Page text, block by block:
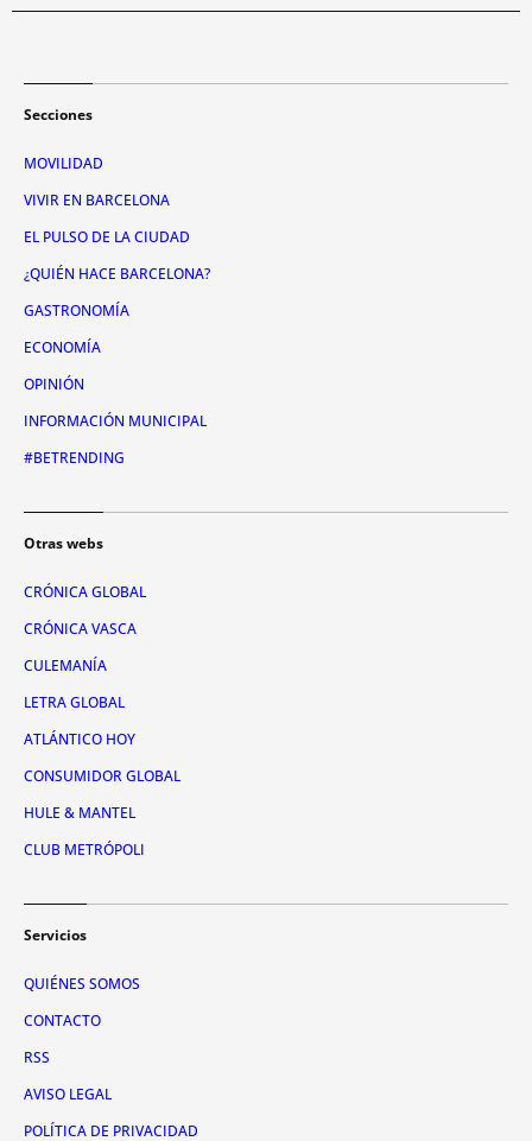
Secciones
MOVILIDAD
VIVIR EN BARCELONA
EL PULSO DE LA CIUDAD
¿QUIÉN HACE BARCELONA?
GASTRONOMÍA
ECONOMÍA
OPINIÓN
INFORMACIÓN MUNICIPAL
#BETRENDING
Otras webs
CRÓNICA GLOBAL
CRÓNICA VASCA
CULEMANÍA
LETRA GLOBAL
ATLÁNTICO HOY
CONSUMIDOR GLOBAL
HULE & MANTEL
CLUB METRÓPOLI
Servicios
QUIÉNES SOMOS
CONTACTO
RSS
AVISO LEGAL
POLÍTICA DE PRIVACIDAD